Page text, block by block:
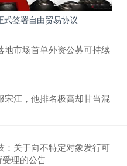
式签署自由贸易协议
地市场首单外资公募可持续
宋江，他排名极高却甘当混
：关于向不特定对象发行可
理的公告